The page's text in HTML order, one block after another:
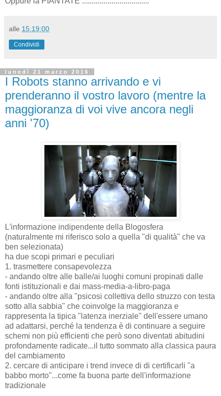
alle 15:19:00
Condividi
lunedì 21 marzo 2016
I Robots stanno arrivando e vi
prenderanno il vostro lavoro (mentre la
maggioranza di voi vive ancora negli
anni '70)
L'informazione indipendente della Blogosfera
(naturalmente mi riferisco solo a quella "di qualità" che va
ben selezionata)
ha due scopi primari e peculiari
1. trasmettere consapevolezza
- andando oltre alle balle/ai luoghi comuni propinati dalle
fonti istituzionali e dai mass-media-a-libro-paga
- andando oltre alla "psicosi collettiva dello struzzo con testa
sotto alla sabbia" che coinvolge la maggioranza e
rappresenta la tipica "latenza inerziale" dell'essere umano
ad adattarsi, perché la tendenza è di continuare a seguire
schemi non più efficienti che però sono diventati abitudini
profondamente radicate...il tutto sommato alla classica paura
del cambiamento
2. cercare di anticipare i trend invece di di certificarli "a
babbo morto"...come fa buona parte dell'informazione
tradizionale